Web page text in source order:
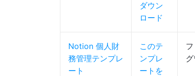
ダウン
ロード
Notion 個人財
務管理テンプレ
ート
このテ
ンプレ
ートを